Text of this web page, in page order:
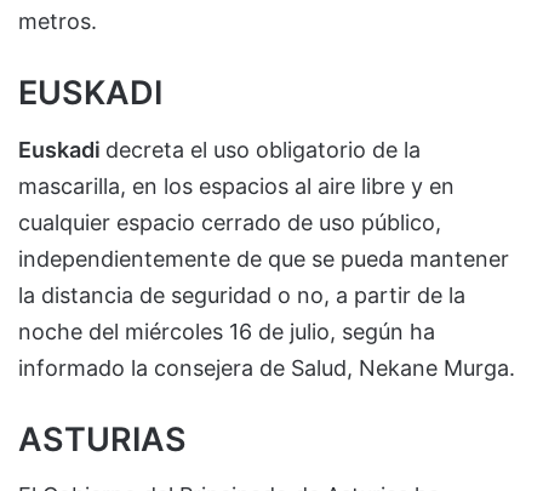
metros.
EUSKADI
Euskadi decreta el uso obligatorio de la
mascarilla, en los espacios al aire libre y en
cualquier espacio cerrado de uso público,
independientemente de que se pueda mantener
la distancia de seguridad o no, a partir de la
noche del miércoles 16 de julio, según ha
informado la consejera de Salud, Nekane Murga.
ASTURIAS